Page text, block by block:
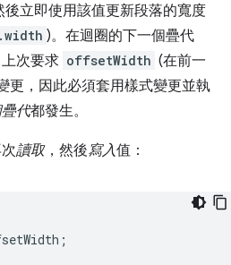
後立即使用該值更新段落的寬度
)。在迴圈的下一個疊代
次要求 offsetWidth (在前一
更，因此必須套用樣式變更並執
代都發生。
讀取，然後寫入值：
;